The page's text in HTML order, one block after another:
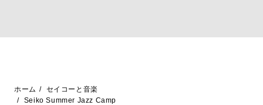
ホーム
セイコーと音楽
Seiko Summer Jazz Camp